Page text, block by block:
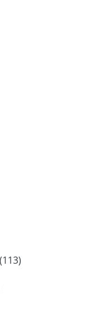
(113)